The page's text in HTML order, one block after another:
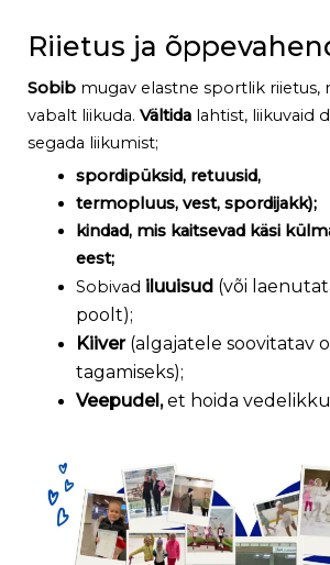
Riietus ja
Sobib mugav elastne sportlik riietus,
vabalt liikuda. Vältida lahtist, liikuvaid
segada liikumist;
spordipüksid, retuusid,
termopluus, vest, spordijakk);
kindad, mis kaitsevad käsi
eest;
Sobivad iluuisud (või
poolt);
Kiiver(algajatele soovitatav
tagamiseks);
Veepudel,et hoida